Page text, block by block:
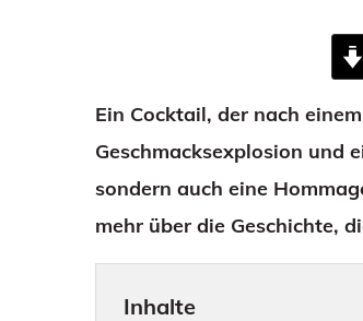
Ein Cocktail, der nach
Geschmacksexplosion und
sondern auch eine
mehr über die Geschichte,
Inhalte